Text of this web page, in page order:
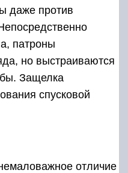
даже против
патроны
но выстраиваются
Защелка
спусковой
отличие